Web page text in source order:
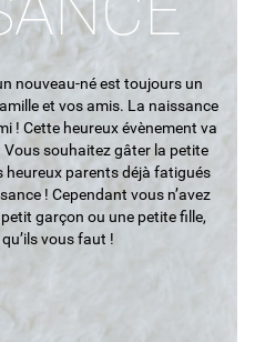
nouveau-né est toujours un
et vos amis. La naissance
! Cette heureux évènement va
souhaitez gâter la petite
heureux parents déjà fatigués
! Cependant vous n’avez
garçon ou une petite fille,
vous faut !